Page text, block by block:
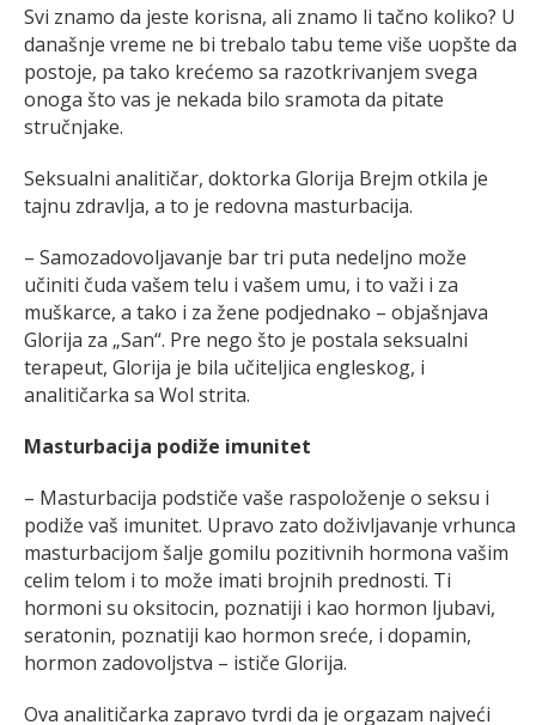
Svi znamo da jeste korisna, ali znamo li tačno koliko? U
današnje vreme ne bi trebalo tabu teme više uopšte da
postoje, pa tako krećemo sa razotkrivanjem svega
onoga što vas je nekada bilo sramota da pitate
stručnjake.
Seksualni analitičar, doktorka Glorija Brejm otkila je
tajnu zdravlja, a to je redovna masturbacija.
– Samozadovoljavanje bar tri puta nedeljno može
učiniti čuda vašem telu i vašem umu, i to važi i za
muškarce, a tako i za žene podjednako – objašnjava
Glorija za „San“. Pre nego što je postala seksualni
terapeut, Glorija je bila učiteljica engleskog, i
analitičarka sa Wol strita.
Masturbacija podiže imunitet
– Masturbacija podstiče vaše raspoloženje o seksu i
podiže vaš imunitet. Upravo zato doživljavanje vrhunca
masturbacijom šalje gomilu pozitivnih hormona vašim
celim telom i to može imati brojnih prednosti. Ti
hormoni su oksitocin, poznatiji i kao hormon ljubavi,
seratonin, poznatiji kao hormon sreće, i dopamin,
hormon zadovoljstva – ističe Glorija.
Ova analitičarka zapravo tvrdi da je orgazam najveći